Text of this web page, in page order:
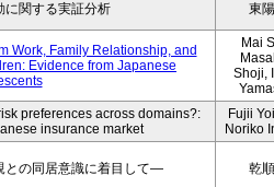
に関する実証分析 東
Work, Family Relationship, and
Evidence from Japanese
Mai
Shoji,
preferences across domains?:
insurance market
Fujii
Noriko
との同居意識に着目して― 乾